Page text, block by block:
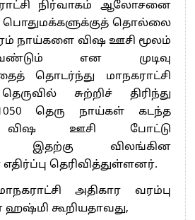
நிர்வாகம் ஆலோசனை
பொதுமக்களுக்குத் தொல்லை
நாய்களை விஷ ஊசி மூலம்
என முடிவு
தொடர்ந்து மாநகராட்சி
சுற்றிச் திரிந்து
தெரு நாய்கள் கடந்த
விஷ ஊசி போட்டு
இதற்கு விலங்கின
தெரிவித்துள்ளனர்.
அதிகார வரம்பு
கூறியதாவது,